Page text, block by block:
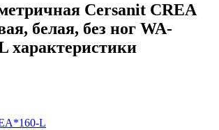
Cersanit CREA
белая, без ног WA-
характеристики
L